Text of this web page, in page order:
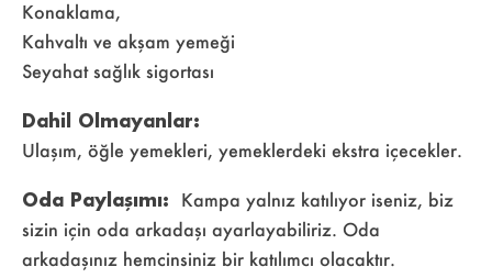
Konaklama,
Kahvaltı ve akşam yemeği
Seyahat sağlık sigortası
Dahil Olmayanlar:
Ulaşım, öğle yemekleri, yemeklerdeki ekstra içecekler.
Oda Paylaşımı:
Kampa yalnız katılıyor iseniz, biz
sizin için oda arkadaşı ayarlayabiliriz. Oda
arkadaşınız hemcinsiniz bir katılımcı olacaktır.